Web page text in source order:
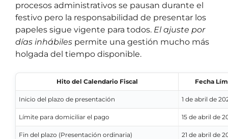
procesos administrativos se pausan durante el
festivo pero la responsabilidad de presentar los
papeles sigue vigente para todos. El ajuste por
días inhábiles permite una gestión mucho más
holgada del tiempo disponible.
Hito del Calendario Fiscal Fecha
Inicio del plazo de presentación 1 de abril de
Límite para domiciliar el pago 15 de abril de
Fin del plazo (Presentación ordinaria) 21 de abril de